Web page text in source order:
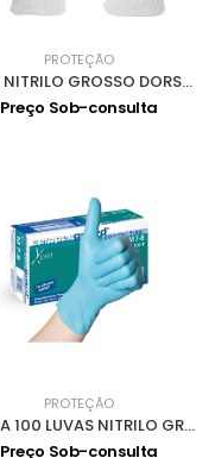
PROTEÇÃO
LUVA NITRILO GROSSO DORSO AREJADO PUNHO MALHA 0701060-10
Preço Sob-consulta
PROTEÇÃO
CAIXA 100 LUVAS NITRILO GROSSO S/PO 0703001-S
Preço Sob-consulta